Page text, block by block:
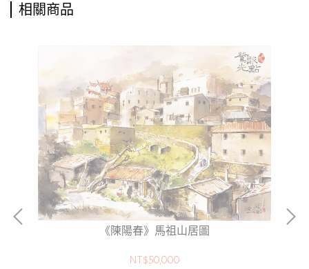
相關商品
《陳陽春》馬祖山居圖
NT$50,000